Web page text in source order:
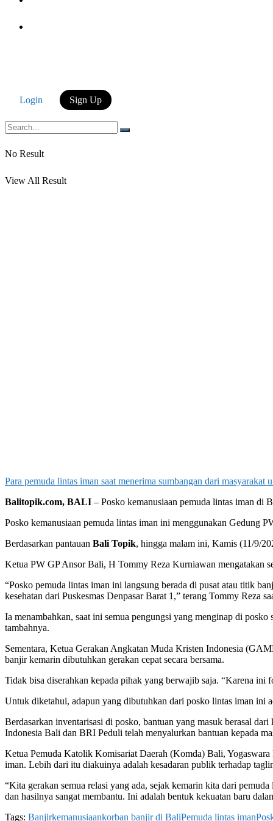
Login Sign Up
No Result
View All Result
Para pemuda lintas iman saat menerima sumbangan dari
Balitopik.com, BALI – Posko kemanusiaan pemuda lintas iman di
Posko kemanusiaan pemuda lintas iman ini menggunakan Gedung
Berdasarkan pantauan Bali Topik, hingga malam ini, Kamis (11/9/
Ketua PW GP Ansor Bali, H Tommy Reza Kurniawan mengatakan
“Posko pemuda lintas iman ini langsung berada di pusat atau titik
kesehatan dari Puskesmas Denpasar Barat 1,” terang Tommy Reza
Ia menambahkan, saat ini semua pengungsi yang menginap di
tambahnya.
Sementara, Ketua Gerakan Angkatan Muda Kristen Indonesia
banjir kemarin dibutuhkan gerakan cepat secara bersama.
Tidak bisa diserahkan kepada pihak yang berwajib saja. “Karena ini
Untuk diketahui, adapun yang dibutuhkan dari posko lintas iman ini
Berdasarkan inventarisasi di posko, bantuan yang masuk berasal
Indonesia Bali dan BRI Peduli telah menyalurkan bantuan kepada
Ketua Pemuda Katolik Komisariat Daerah (Komda) Bali, Yogaswara
iman. Lebih dari itu diakuinya adalah kesadaran publik terhadap
“Kita gerakan semua relasi yang ada, sejak kemarin kita dari
dan hasilnya sangat membantu. Ini adalah bentuk kekuatan baru
Tags: Banjirkemanusiaankorban banjir di BaliPemuda lintas iman